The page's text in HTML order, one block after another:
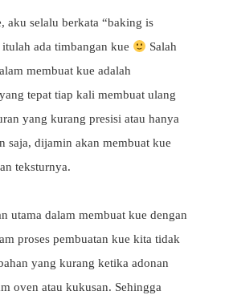
aku selalu berkata “baking is
ada timbangan kue
Salah
membuat kue adalah
tepat tiap kali membuat ulang
yang kurang presisi atau hanya
saja, dijamin akan membuat kue
teksturnya.
utama dalam membuat kue dengan
proses pembuatan kue kita tidak
yang kurang ketika adonan
oven atau kukusan. Sehingga